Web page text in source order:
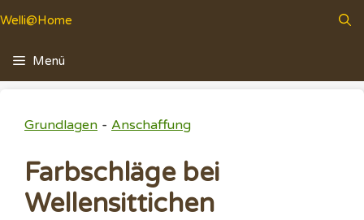
Inhalt
springen
Welli@Home
Menü
Grundlagen - Anschaffung
Farbschläge bei
Wellensittichen